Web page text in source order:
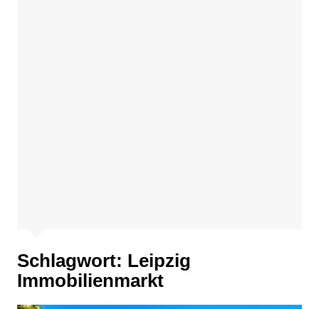
Schlagwort: Leipzig
Immobilienmarkt